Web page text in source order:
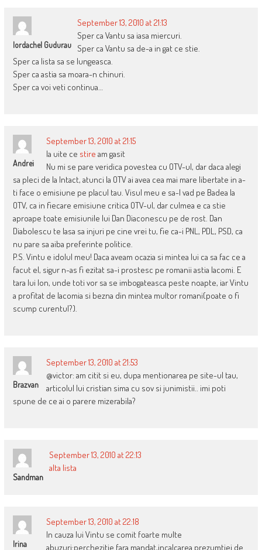
Iordachel Gudurau
September 13, 2010 at 21:13
Sper ca Vantu sa iasa miercuri.
Sper ca Vantu sa de-a in gat ce stie.
Sper ca lista sa se lungeasca.
Sper ca astia sa moara-n chinuri.
Sper ca voi veti continua…
Andrei
September 13, 2010 at 21:15
Ia uite ce stire am gasit
Nu mi se pare veridica povestea cu OTV-ul, dar daca alegi
sa pleci de la Intact, atunci la OTV ai avea cea mai mare libertate in a-
ti face o emisiune pe placul tau. Visul meu e sa-l vad pe Badea la
OTV, ca in fiecare emisiune critica OTV-ul, dar culmea e ca stie
aproape toate emisiunile lui Dan Diaconescu pe de rost. Dan
Diabolescu te lasa sa injuri pe cine vrei tu, fie ca-i PNL, PDL, PSD, ca
nu pare sa aiba preferinte politice.
P.S. Vintu e idolul meu! Daca aveam ocazia si mintea lui ca sa fac ce a
facut el, sigur n-as fi ezitat sa-i prostesc pe romanii astia lacomi. E
tara lui Ion, unde toti vor sa se imbogateasca peste noapte, iar Vintu
a profitat de lacomia si bezna din mintea multor romani(poate o fi
scump curentul?).
Brazvan
September 13, 2010 at 21:53
@victor: am citit si eu, dupa mentionarea pe site-ul tau,
articolul lui cristian sima cu sov si junimistii.. imi poti
spune de ce ai o parere mizerabila?
Sandman
September 13, 2010 at 22:13
alta lista
Irina
September 13, 2010 at 22:18
In cauza lui Vintu se comit foarte multe
abuzuri:perchezitie fara mandat,incalcarea prezumtiei de